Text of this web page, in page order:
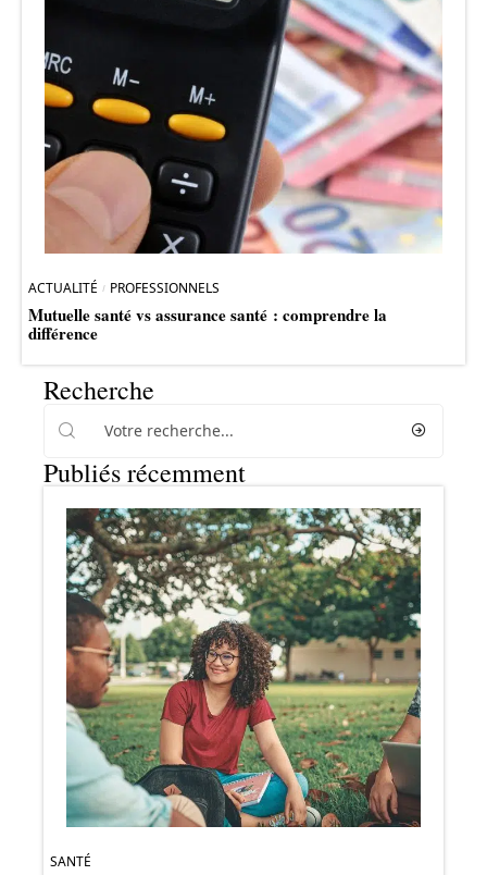
ACTUALITÉ PROFESSIONNELS
Mutuelle santé vs assurance santé : comprendre la
différence
Recherche
Publiés récemment
SANTÉ